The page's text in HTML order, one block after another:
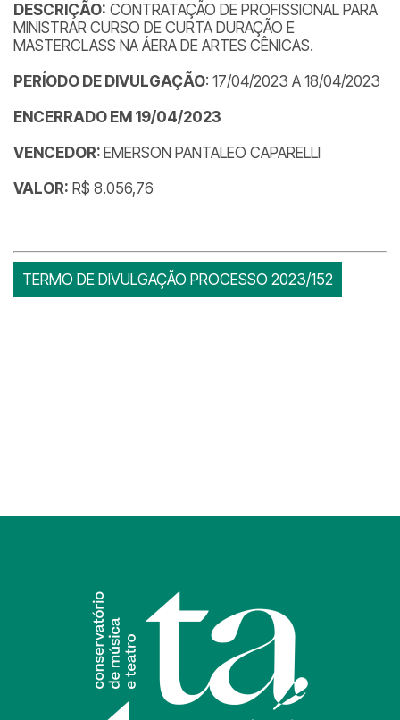
DESCRIÇÃO: CONTRATAÇÃO DE PROFISSIONAL PARA
MINISTRAR CURSO DE CURTA DURAÇÃO E
MASTERCLASS NA ÁERA DE ARTES CÊNICAS.
PERÍODO DE DIVULGAÇÃO: 17/04/2023 A 18/04/2023
ENCERRADO EM 19/04/2023
VENCEDOR: EMERSON PANTALEO CAPARELLI
VALOR: R$ 8.056,76
TERMO DE DIVULGAÇÃO PROCESSO 2023/152